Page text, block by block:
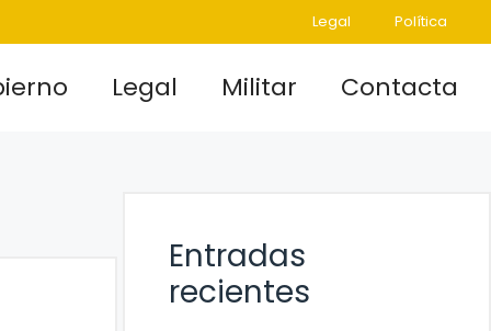
Legal Política
Legal Militar Contacta
Entradas
recientes